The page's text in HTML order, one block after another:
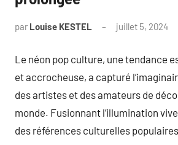
par Louise KESTEL juillet 5, 2024
Le néon pop culture, une tendance
et accrocheuse, a capturé
des artistes et des amateurs de
monde. Fusionnant l’illumination
des références culturelles